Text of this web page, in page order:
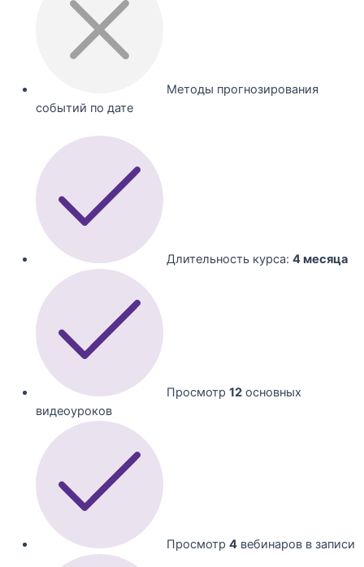
Методы прогнозирования
событий по дате
Длительность курса: 4 месяца
Просмотр 12основных
видеоуроков
Просмотр 4вебинаров в записи